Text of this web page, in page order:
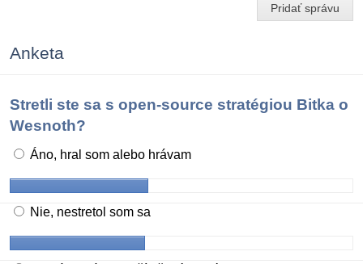
Pridať správu
Anketa
Stretli ste sa s open-source stratégiou Bitka o
Wesnoth?
Áno, hral som alebo hrávam
Nie, nestretol som sa